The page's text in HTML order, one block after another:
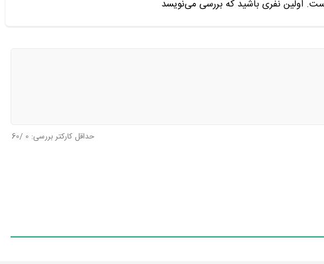
اولین نفری باشید که بررسی می‌نویسد
حداقل کارکتر بررسی: 0
/60